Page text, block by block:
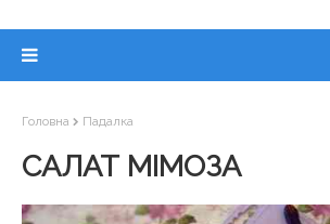
Головна Падалка
САЛАТ МІМОЗА